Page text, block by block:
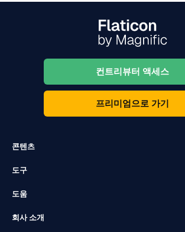
컨트리뷰터 액세스
프리미엄으로 가기
콘텐츠
도구
도움
회사 소개